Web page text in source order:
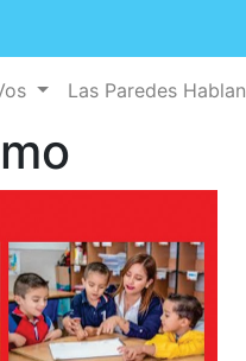
Las Paredes Hablan